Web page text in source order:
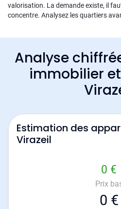
valorisation. La demande existe, il
concentre. Analysez les quartiers
Analyse
immobilier
Estimation des
Virazeil
0 €
Prix
0 €